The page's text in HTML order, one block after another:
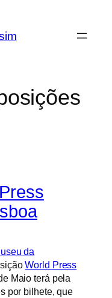
da
World Press
Maio terá pela
por bilhete, que